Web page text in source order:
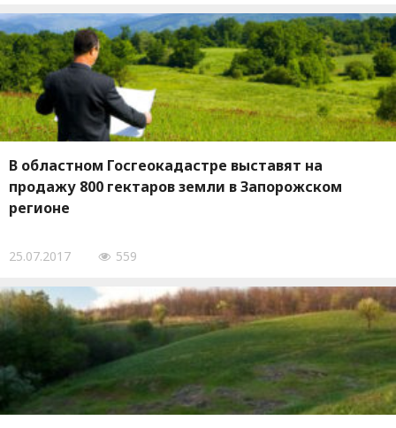
В областном Госгеокадастре выставят на
продажу 800 гектаров земли в Запорожском
регионе
25.07.2017 559